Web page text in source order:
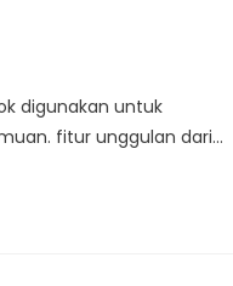
digunakan untuk
fitur unggulan dari…